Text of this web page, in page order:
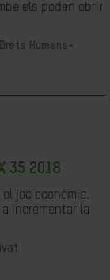
els poden obrir
Humans-
35 2018
joc econòmic.
incrementar la